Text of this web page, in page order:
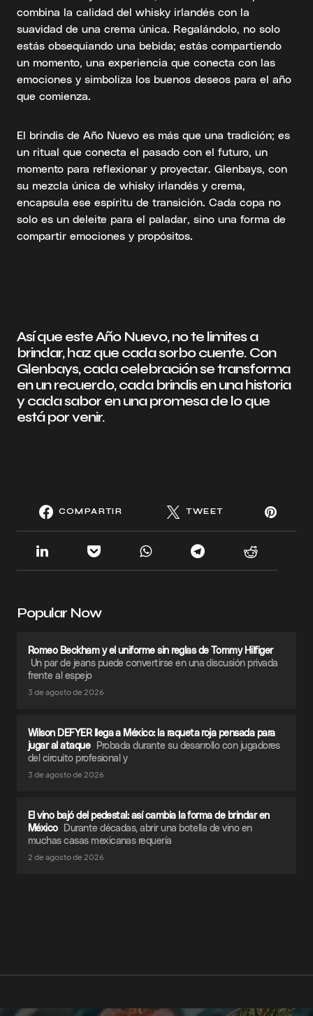
combina la calidad del whisky irlandés con la
suavidad de una crema única. Regalándolo, no solo
estás obsequiando una bebida; estás compartiendo
un momento, una experiencia que conecta con las
emociones y simboliza los buenos deseos para el año
que comienza.
El brindis de Año Nuevo es más que una tradición; es
un ritual que conecta el pasado con el futuro, un
momento para reflexionar y proyectar. Glenbays, con
su mezcla única de whisky irlandés y crema,
encapsula ese espíritu de transición. Cada copa no
solo es un deleite para el paladar, sino una forma de
compartir emociones y propósitos.
Así que este Año Nuevo, no te limites a
brindar, haz que cada sorbo cuente. Con
Glenbays, cada celebración se transforma
en un recuerdo, cada brindis en una historia
y cada sabor en una promesa de lo que
está por venir.
COMPARTIR TWEET
Popular Now
Romeo Beckham y el uniforme sin reglas de Tommy Hilfiger
Un par de jeans puede convertirse en una discusión privada
frente al espejo
3 de agosto de 2026
Wilson DEFYER llega a México: la raqueta roja pensada para
jugar al ataque Probada durante su desarrollo con jugadores
del circuito profesional y
3 de agosto de 2026
El vino bajó del pedestal: así cambia la forma de brindar en
México Durante décadas, abrir una botella de vino en
muchas casas mexicanas requería
2 de agosto de 2026